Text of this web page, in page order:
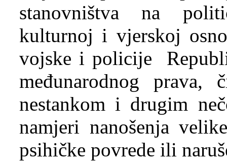
stanovništva na
kulturnoj i vjerskoj
vojske i policije
međunarodnog
nestankom i drugim
namjeri nanošenja
psihičke povrede ili